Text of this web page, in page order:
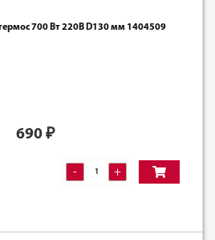
700 Вт 220В D130 мм 1404509
690 ₽
- +